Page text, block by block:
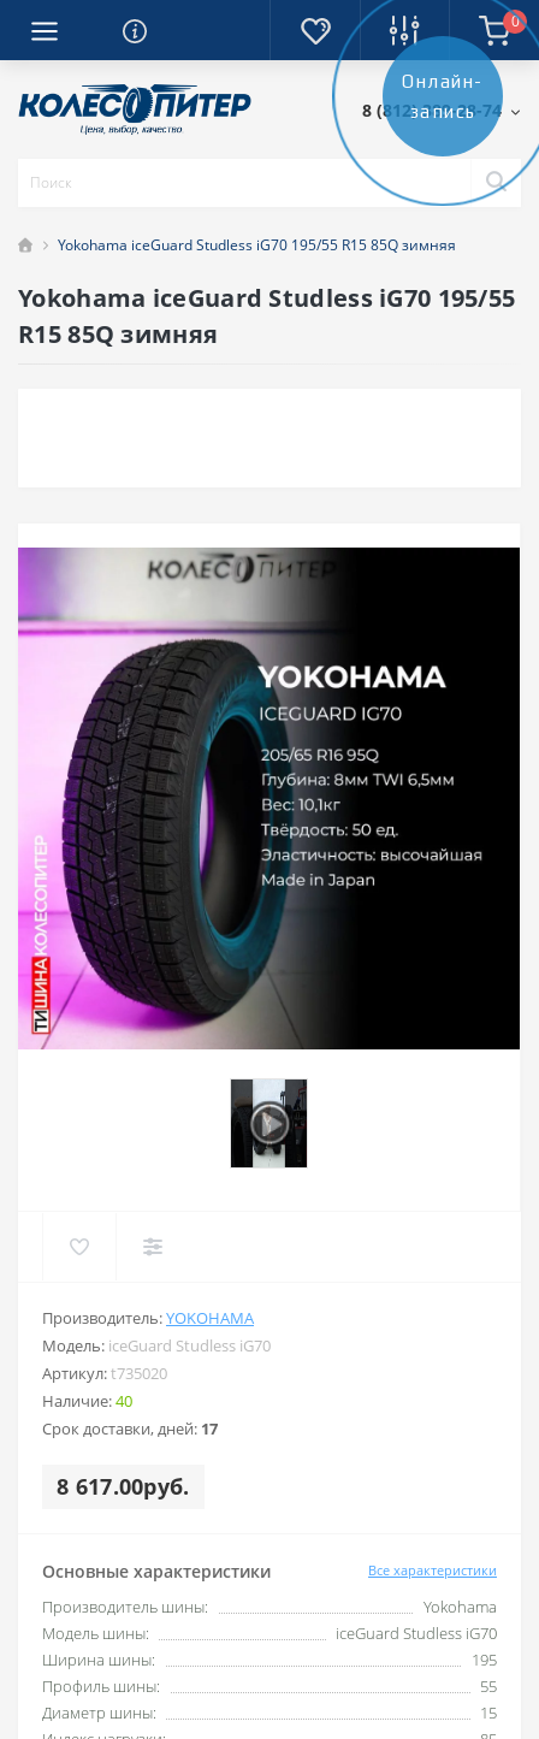
0
8 (812) 389-28-74
Yokohama iceGuard Studless iG70 195/55 R15 85Q зимняя
Yokohama iceGuard Studless iG70 195/55
R15 85Q зимняя
Производитель:YOKOHAMA
Модель: iceGuard Studless iG70
Артикул:t735020
Наличие:40
Срок доставки, дней: 17
8 617.00руб.
Основные характеристики Все характеристики
Производитель шины:
Yokohama
Модель шины:
iceGuard Studless iG70
Ширина шины:
195
Профиль шины:
55
Диаметр шины:
15
Онлайн-
запись